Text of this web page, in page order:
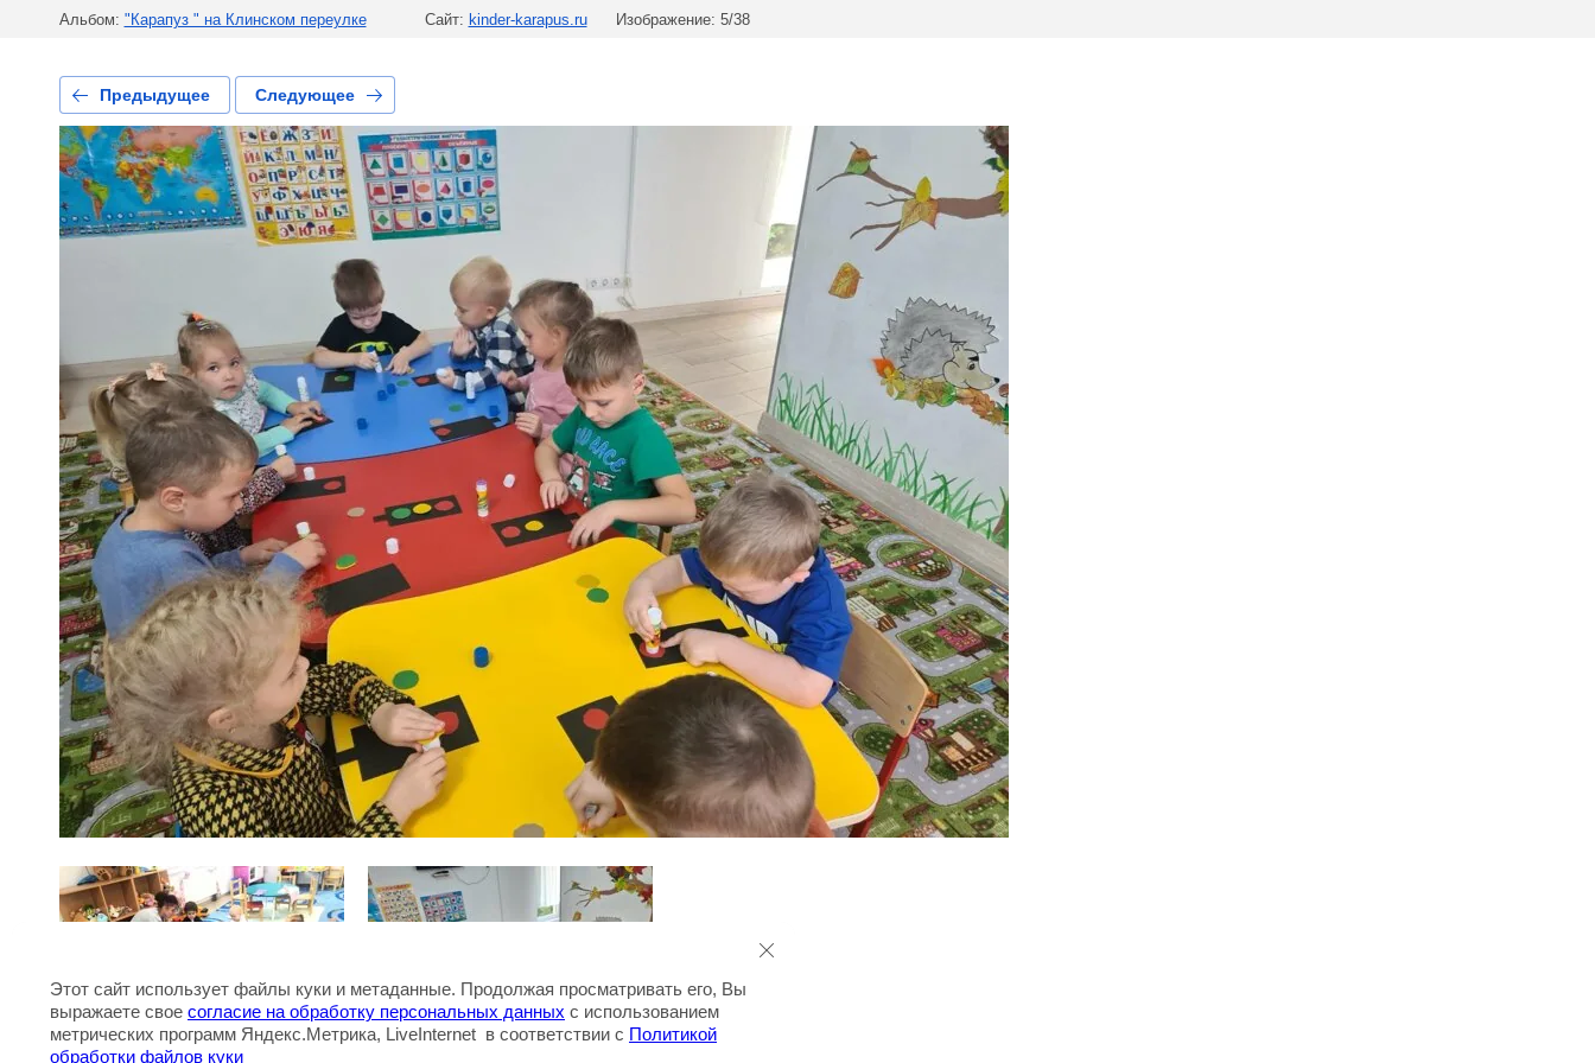
Альбом: "Карапуз " на Клинском переулке Сайт: kinder-karapus.ru Изображение: 5/38
Предыдущее Следующее
Предыдущее
Этот сайт использует файлы куки и метаданные. Продолжая просматривать его, Вы
выражаете свое согласие на обработку персональных данных с использованием
метрических программ Яндекс.Метрика, LiveInternet в соответствии с Политикой
обработки файлов куки